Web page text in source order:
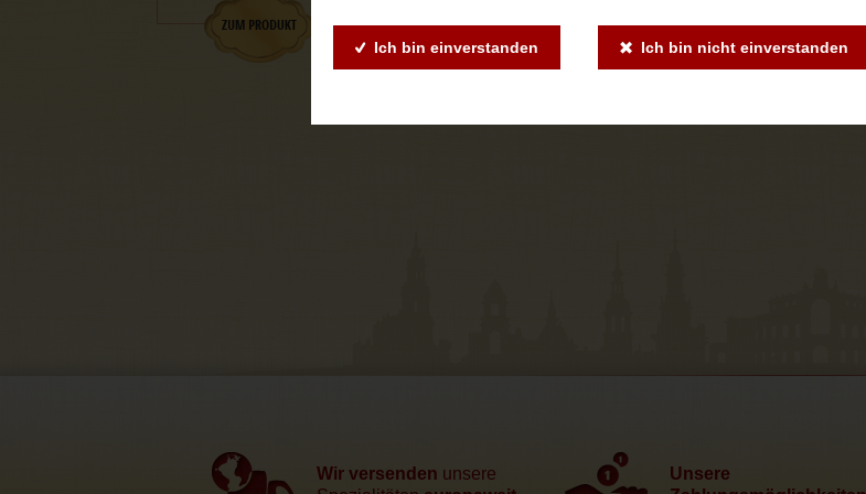
Ich bin einverstanden Ich bin nicht einverstanden
Wir versenden unsere
Unsere